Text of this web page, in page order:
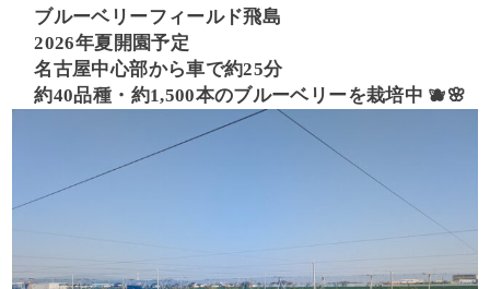
ブルーベリーフィールド飛島
2026年夏開園予定
名古屋中心部から車で約25分
約40品種・約1,500本のブルーベリーを栽培中 🫐🌸